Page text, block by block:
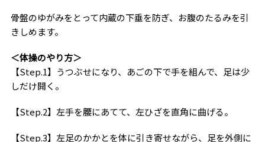
骨盤のゆがみをとって内蔵の下垂を防ぎ、お腹のたるみを引
きしめます。
＜体操のやり方＞
【Step.1】うつぶせになり、あごの下で手を組んで、足は少
しだけ開く。
【Step.2】左手を腰にあてて、左ひざを直角に曲げる。
【Step.3】左足のかかとを体に引き寄せながら、足を外側に